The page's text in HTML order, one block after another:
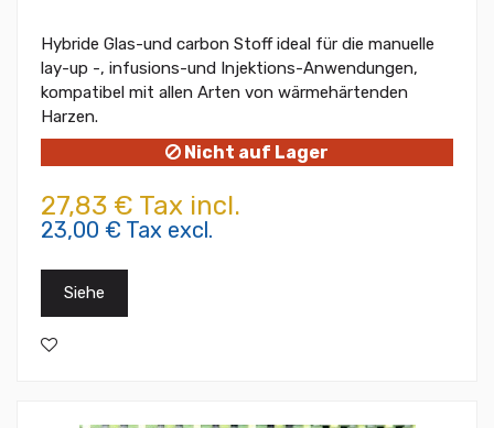
Hybride Glas-und carbon Stoff ideal für die manuelle
lay-up -, infusions-und Injektions-Anwendungen,
kompatibel mit allen Arten von wärmehärtenden
Harzen.
Nicht auf Lager
27,83 € Tax incl.
23,00 € Tax excl.
Siehe